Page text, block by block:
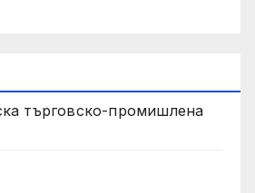
търговско-промишлена